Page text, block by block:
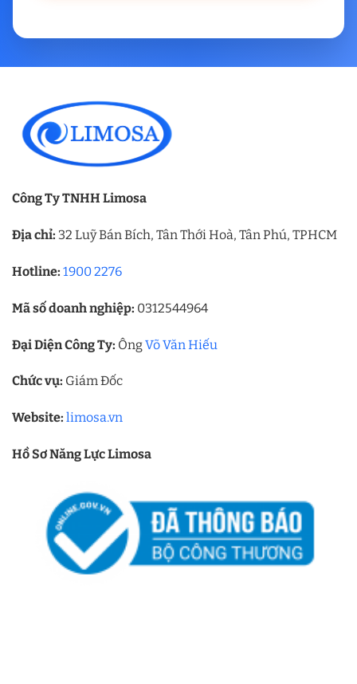
Công Ty TNHH Limosa
Địa chỉ: 32 Luỹ Bán Bích, Tân Thới Hoà, Tân Phú, TPHCM
Hotline: 1900 2276
Mã số doanh nghiệp: 0312544964
Đại Diện Công Ty: ÔngVõ Văn Hiếu
Chức vụ: Giám Đốc
Website: limosa.vn
Hồ Sơ Năng Lực Limosa